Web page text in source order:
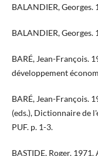
BALANDIER, Georges.
BALANDIER,
BARÉ, Jean-François.
développement
​​​BARÉ, Jean-François.
(eds.), Dictionnaire de
PUF. p. 1-3.
BASTIDE, Roger.